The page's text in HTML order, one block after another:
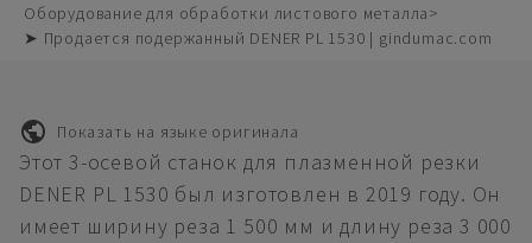
Оборудование для обработки листового металла
➤ Продается подержанный DENER PL 1530 | gindumac.com
Показать на языке оригинала
Этот 3-осевой станок для плазменной резки
DENER PL 1530 был изготовлен в 2019 году. Он
имеет ширину реза 1 500 мм и длину реза 3 000